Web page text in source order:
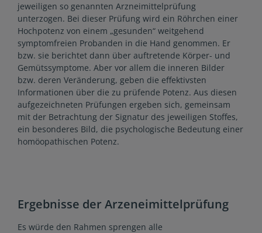
jeweiligen so genannten Arzneimittelprüfung
unterzogen. Bei dieser Prüfung wird ein Röhrchen einer
Hochpotenz von einem „gesunden“ weitgehend
symptomfreien Probanden in die Hand genommen. Er
bzw. sie berichtet dann über auftretende Körper- und
Gemütssymptome. Aber vor allem die inneren Bilder
bzw. deren Veränderung, geben die effektivsten
Informationen über die zu prüfende Potenz. Aus diesen
aufgezeichneten Prüfungen ergeben sich, gemeinsam
mit der Betrachtung der Signatur des jeweiligen Stoffes,
ein besonderes Bild, die psychologische Bedeutung einer
homöopathischen Potenz.
Ergebnisse der Arzeneimittelprüfung
Es würde den Rahmen sprengen alle